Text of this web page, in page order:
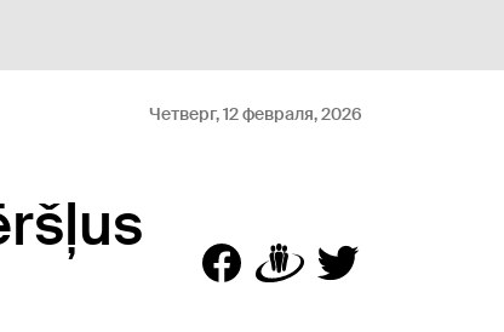
Четверг, 12 февраля, 2026